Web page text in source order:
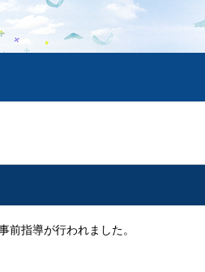
前指導が行われました。